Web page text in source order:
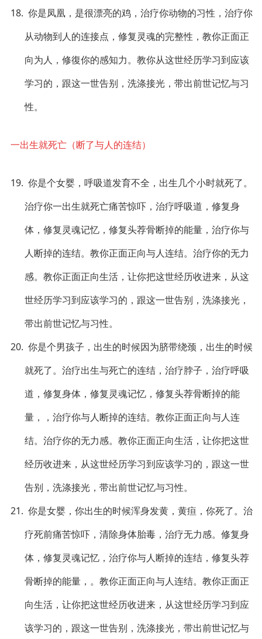
18. 你是凤凰，是很漂亮的鸡，治疗你动物的习性，治疗你
从动物到人的连接点，修复灵魂的完整性，教你正面正
向为人，修復你的感知力。教你从这世经历学习到应该
学习的，跟这一世告别，洗涤接光，带出前世记忆与习
性。
一出生就死亡（断了与人的连结）
19. 你是个女婴，呼吸道发育不全，出生几个小时就死了。
治疗你一出生就死亡痛苦惊吓，治疗呼吸道，修复身
体，修复灵魂记忆，修复头荐骨断掉的能量，治疗你与
人断掉的连结。教你正面正向与人连结。治疗你的无力
感。教你正面正向生活，让你把这世经历收进来，从这
世经历学习到应该学习的，跟这一世告别，洗涤接光，
带出前世记忆与习性。
20. 你是个男孩子，出生的时候因为脐带绕颈，出生的时候
就死了。治疗出生与死亡的连结，治疗脖子，治疗呼吸
道，修复身体，修复灵魂记忆，修复头荐骨断掉的能
量，，治疗你与人断掉的连结。教你正面正向与人连
结。治疗你的无力感。教你正面正向生活，让你把这世
经历收进来，从这世经历学习到应该学习的，跟这一世
告别，洗涤接光，带出前世记忆与习性。
21. 你是女婴，你出生的时候浑身发黄，黄疸，你死了。治
疗死前痛苦惊吓，清除身体胎毒，治疗无力感。修复身
体，修复灵魂记忆，治疗你与人断掉的连结，修复头荐
骨断掉的能量，。教你正面正向与人连结。教你正面正
向生活，让你把这世经历收进来，从这世经历学习到应
该学习的，跟这一世告别，洗涤接光，带出前世记忆与